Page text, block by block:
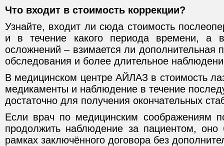
Что входит в стоимость коррекции?
Узнайте, входит ли сюда стоимость
и в течение какого периода времени, а в
осложнений – взимается ли дополнительная
обследования и более длительное
В медицинском центре АЙЛАЗ в стоимость
медикаменты и наблюдение в течение
достаточно для получения окончательных
Если врач по медицинским соображениям
продолжить наблюдение за пациентом, оно
рамках заключённого договора без